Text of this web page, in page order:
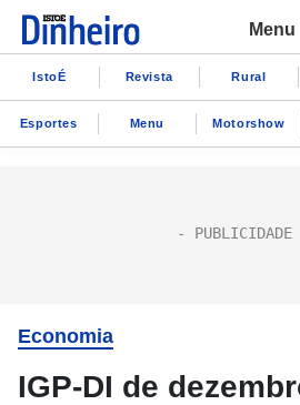
Menu
IstoÉ Revista Rural
Esportes Menu Motorshow
Economia
IGP-DI de